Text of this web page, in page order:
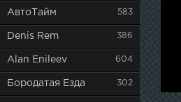
АвтоТайм 583
Denis Rem 386
Alan Enileev 604
Бородатая Езда 302